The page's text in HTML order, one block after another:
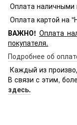
Оплата наличными
Оплата картой на
ВАЖНО! Оплата
покупателя.
Подробнее об
Каждый из
В связи с этим,
здесь.